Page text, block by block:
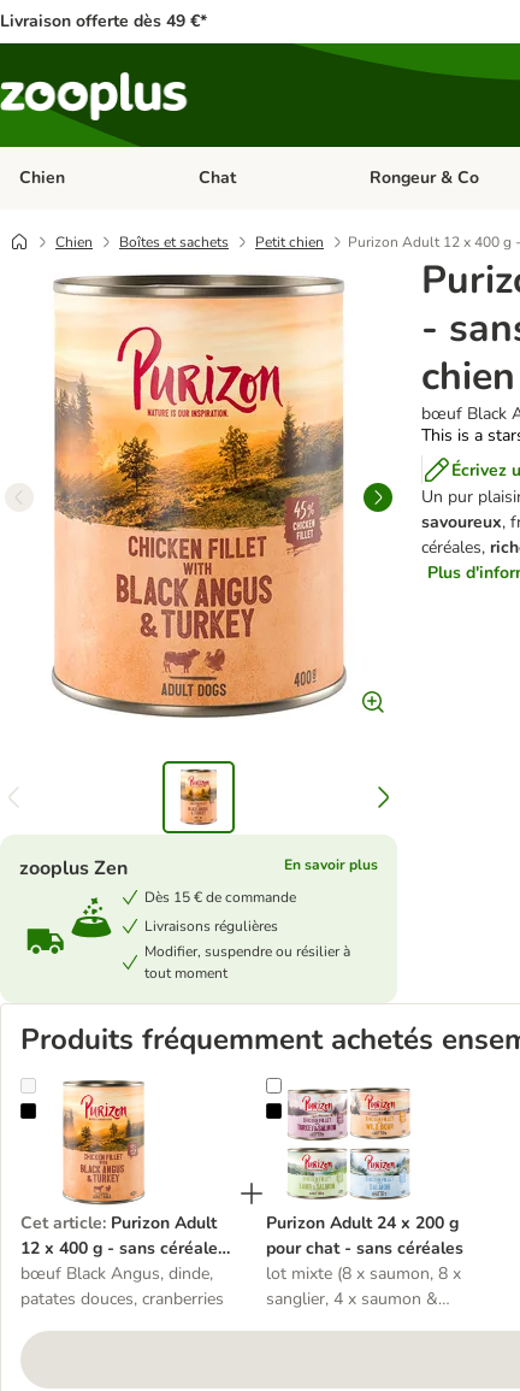
Livraison offerte dès 49 €*
Chien Dérouler les catégories: Chien
Chat Dérouler les
Rongeur & Co
Chien Boîtes et sachets Petit chien Purizon Adult 12 x 400 g
-
chien
bœuf Black
This is a
Écrivez
Un pur
savoureux,
céréales,
Plus
zooplus Zen
En savoir plus
Dès 15 € de commande
Livraisons régulières
Modifier, suspendre ou résilier à
tout moment
Produits fréquemment achetés
Purizon Adult 12 x 400 g - sans céréales pour chien
Cet article: Purizon Adult
12 x 400 g - sans céréales
pour chien
bœuf Black Angus, dinde,
patates douces, cranberries
Purizon Adult 24 x 200 g pour
Purizon Adult 24 x 200 g
pour chat - sans céréales
lot mixte (8 x saumon, 8 x
sanglier, 4 x saumon &